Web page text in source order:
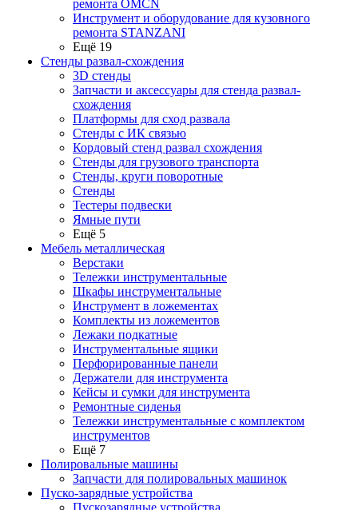
ремонта OMCN
Инструмент и оборудование для кузовного
ремонта STANZANI
Ещё 19
Стенды развал-схождения
3D стенды
Запчасти и аксессуары для стенда развал-
схождения
Платформы для сход развала
Стенды с ИК связью
Кордовый стенд развал схождения
Стенды для грузового транспорта
Стенды, круги поворотные
Стенды
Тестеры подвески
Ямные пути
Ещё 5
Мебель металлическая
Верстаки
Тележки инструментальные
Шкафы инструментальные
Инструмент в ложементах
Комплекты из ложементов
Лежаки подкатные
Инструментальные ящики
Перфорированные панели
Держатели для инструмента
Кейсы и сумки для инструмента
Ремонтные сиденья
Тележки инструментальные с комплектом
инструментов
Ещё 7
Полировальные машины
Запчасти для полировальных машинок
Пуско-зарядные устройства
Пускозарядные устройства